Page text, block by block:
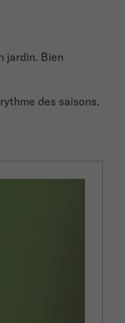
jardin. Bien
des saisons.